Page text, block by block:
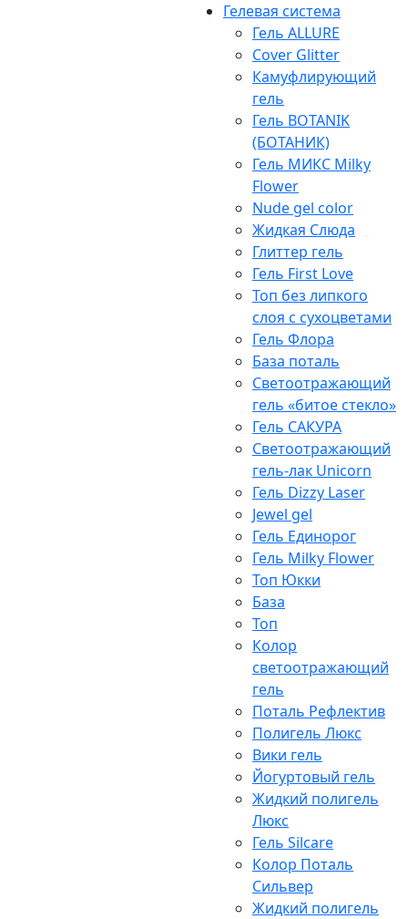
Гелевая система
Гель ALLURE
Cover Glitter
Камуфлирующий
гель
Гель BOTANIK
(БОТАНИК)
Гель МИКС Milky
Flower
Nude gel color
Жидкая Слюда
Глиттер гель
Гель First Love
Топ без липкого
слоя с сухоцветами
Гель Флора
База поталь
Светоотражающий
гель «битое стекло»
Гель САКУРА
Светоотражающий
гель-лак Unicorn
Гель Dizzy Laser
Jewel gel
Гель Единорог
Гель Milky Flower
Топ Юкки
База
Топ
Колор
светоотражающий
гель
Поталь Рефлектив
Полигель Люкс
Вики гель
Йогуртовый гель
Жидкий полигель
Люкс
Гель Silcare
Колор Поталь
Сильвер
Жидкий полигель